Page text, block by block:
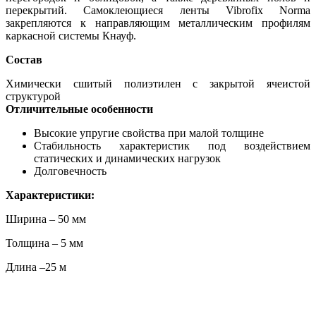
перекрытий. Самоклеющиеся ленты Vibrofix Norma
закрепляются к направляющим металлическим профилям
каркасной системы Кнауф.
Состав
Химически сшитый полиэтилен с закрытой ячеистой
структурой
Отличительные особенности
Высокие упругие свойства при малой толщине
Стабильность характеристик под воздействием
статических и динамических нагрузок
Долговечность
Характеристики:
Ширина – 50 мм
Толщина – 5 мм
Длина –25 м